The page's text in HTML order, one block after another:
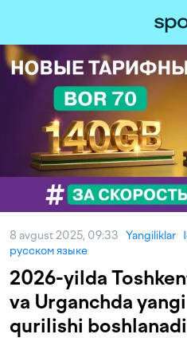
8 avgust 2025, 09:33 Yangiliklar
русском языке
2026-yilda
va Urganchda
qurilishi boshlanadi